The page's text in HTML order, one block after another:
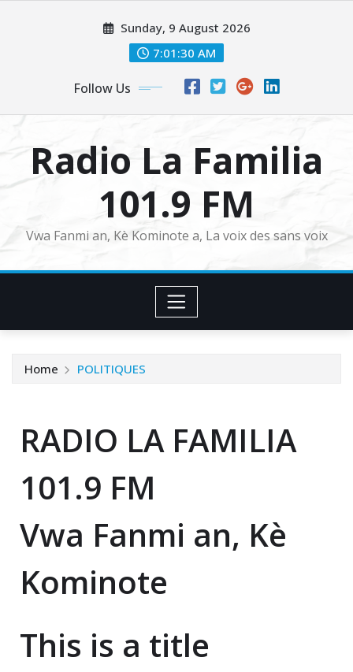
Sunday, 9 August 2026
7:01:30 AM
Follow Us
Radio La Familia
101.9 FM
Vwa Fanmi an, Kè Kominote a, La voix des sans voix
Home POLITIQUES
RADIO LA FAMILIA
101.9 FM
Vwa Fanmi an, Kè
Kominote
This is a title